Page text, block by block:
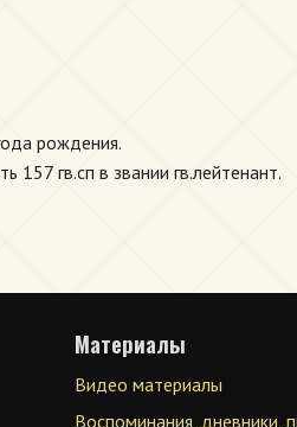
рождения.
гв.сп в звании гв.лейтенант.
Материалы
Видео материалы
Воспоминания, дневники,